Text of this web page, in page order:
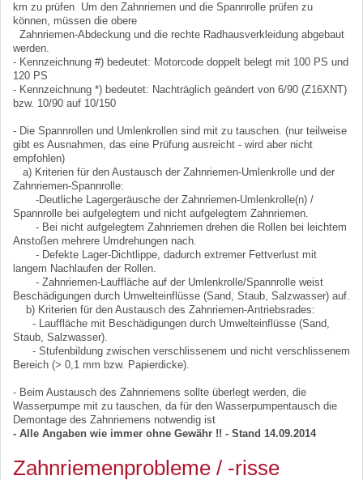
km zu prüfen Um den Zahnriemen und die Spannrolle prüfen zu
können, müssen die obere
Zahnriemen-Abdeckung und die rechte Radhausverkleidung abgebaut
werden.
- Kennzeichnung #) bedeutet: Motorcode doppelt belegt mit 100 PS und
120 PS
- Kennzeichnung *) bedeutet: Nachträglich geändert von 6/90 (Z16XNT)
bzw. 10/90 auf 10/150
- Die Spannrollen und Umlenkrollen sind mit zu tauschen. (nur teilweise
gibt es Ausnahmen, das eine Prüfung ausreicht - wird aber nicht
empfohlen)
a) Kriterien für den Austausch der Zahnriemen-Umlenkrolle und der
Zahnriemen-Spannrolle:
-Deutliche Lagergeräusche der Zahnriemen-Umlenkrolle(n) /
Spannrolle bei aufgelegtem und nicht aufgelegtem Zahnriemen.
- Bei nicht aufgelegtem Zahnriemen drehen die Rollen bei leichtem
Anstoßen mehrere Umdrehungen nach.
- Defekte Lager-Dichtlippe, dadurch extremer Fettverlust mit
langem Nachlaufen der Rollen.
- Zahnriemen-Lauffläche auf der Umlenkrolle/Spannrolle weist
Beschädigungen durch Umwelteinflüsse (Sand, Staub, Salzwasser) auf.
b) Kriterien für den Austausch des Zahnriemen-Antriebsrades:
- Lauffläche mit Beschädigungen durch Umwelteinflüsse (Sand,
Staub, Salzwasser).
- Stufenbildung zwischen verschlissenem und nicht verschlissenem
Bereich (> 0,1 mm bzw. Papierdicke).
- Beim Austausch des Zahnriemens sollte überlegt werden, die
Wasserpumpe mit zu tauschen, da für den Wasserpumpentausch die
Demontage des Zahnriemens notwendig ist
- Alle Angaben wie immer ohne Gewähr !! - Stand 14.09.2014
Zahnriemenprobleme / -risse